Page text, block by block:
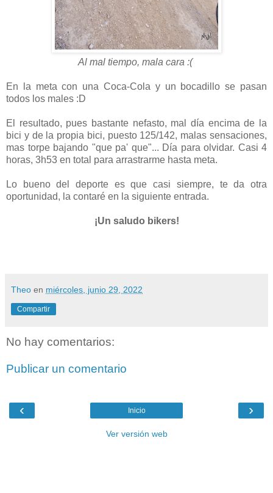
Al mal tiempo, mala cara :(
En la meta con una Coca-Cola y un bocadillo se pasan
todos los males :D
El resultado, pues bastante nefasto, mal día encima de la
bici y de la propia bici, puesto 125/142, malas sensaciones,
mas torpe bajando "que pa' que"... Día para olvidar. Casi 4
horas, 3h53 en total para arrastrarme hasta meta.
Lo bueno del deporte es que casi siempre, te da otra
oportunidad, la contaré en la siguiente entrada.
¡Un saludo bikers!
Theo en miércoles, junio 29, 2022
Compartir
No hay comentarios:
Publicar un comentario
‹ ›
Inicio
Ver versión web